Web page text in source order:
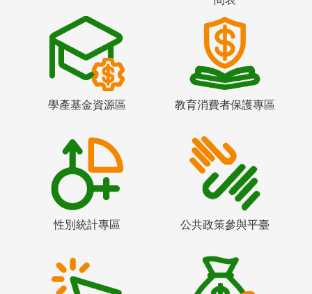
學產基金資源區 教育消費者保護專區
性別統計專區 公共政策參與平臺